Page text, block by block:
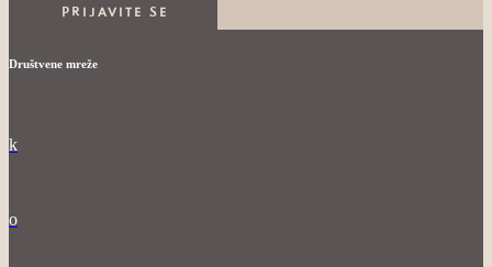
Društvene mreže
k
o